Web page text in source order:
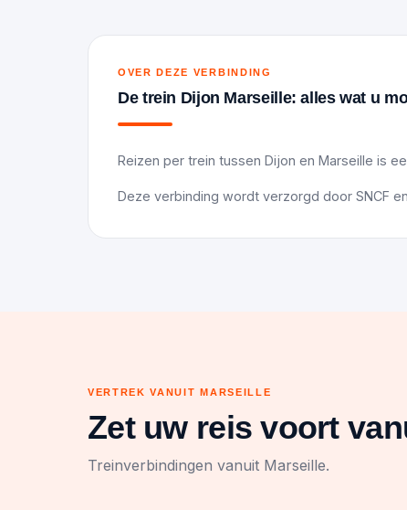
OVER DEZE VERBINDING
De trein Dijon Marseille: alles wat u
Reizen per trein tussen Dijon en Marseille is
Deze verbinding wordt verzorgd door SNCF
VERTREK VANUIT MARSEILLE
Zet uw reis voort
Treinverbindingen vanuit Marseille.